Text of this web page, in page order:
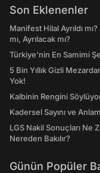
Son Eklenenler
Manifest Hilal Ayrıldı
mı, Ayrılacak mı?
Türkiye'nin En Samimi
5 Bin Yıllık Gizli
Yok!
Kalbinin Rengini
Kadersel Sayını ve
LGS Nakil Sonuçları Ne
Nereden Bakılır?
Günün Popüler